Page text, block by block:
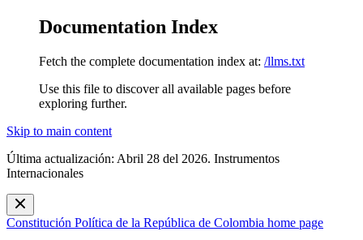
Documentation Index
Fetch the complete documentation index at: /llms.txt
Use this file to discover all available pages before
exploring further.
Skip to main content
Última actualización: Abril 28 del 2026. Instrumentos
Internacionales
Constitución Política de la República de Colombia home page